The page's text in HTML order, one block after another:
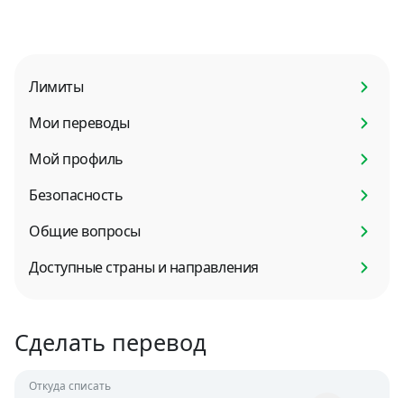
Лимиты
Мои переводы
Мой профиль
Безопасность
Общие вопросы
Доступные страны и направления
Сделать перевод
Откуда списать